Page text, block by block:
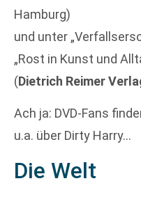
Hamburg)
und unter
„Rost in Kunst und
(Dietrich Reimer
Ach ja: DVD-Fans
u.a. über Dirty Harry…
Die Welt